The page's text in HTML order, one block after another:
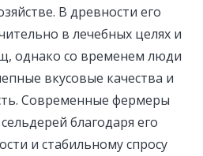
В древности его
в лечебных целях и
однако со временем люди
вкусовые качества и
Современные фермеры
благодаря его
и стабильному спросу